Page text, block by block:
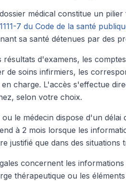
médical constitue un
7 du Code de la santé
sa santé détenues par des
résultats d'examens, les
de soins infirmiers, les
charge. L'accès s'effectue
selon votre choix.
ou le médecin dispose d'un
à 2 mois lorsque les
justifié que dans des situations
concernent les
thérapeutique ou les